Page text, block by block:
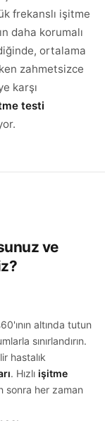
frekanslı işitme
daha korumalı
ortalama
zahmetsizce
karşı
testi
ve
altında tutun
sınırlandırın.
hastalık
. Hızlı işitme
sonra her zaman